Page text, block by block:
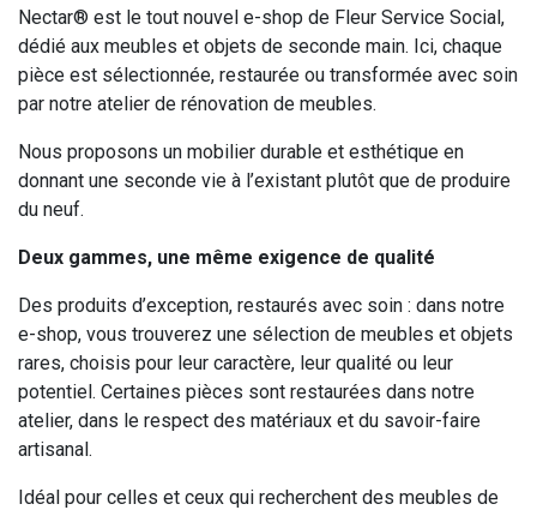
Nectar® est le tout nouvel e-shop de Fleur Service Social,
dédié aux meubles et objets de seconde main. Ici, chaque
pièce est sélectionnée, restaurée ou transformée avec soin
par notre atelier de rénovation de meubles.
Nous proposons un mobilier durable et esthétique en
donnant une seconde vie à l’existant plutôt que de produire
du neuf.
Deux gammes, une même exigence de qualité
Des produits d’exception, restaurés avec soin : dans notre
e-shop, vous trouverez une sélection de meubles et objets
rares, choisis pour leur caractère, leur qualité ou leur
potentiel. Certaines pièces sont restaurées dans notre
atelier, dans le respect des matériaux et du savoir-faire
artisanal.
Idéal pour celles et ceux qui recherchent des meubles de